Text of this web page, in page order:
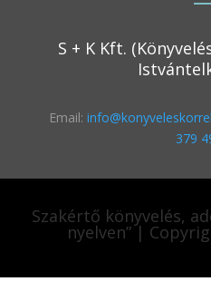
S + K Kft.
Email:
379
Szakértő könyvelés,
nyelven” |